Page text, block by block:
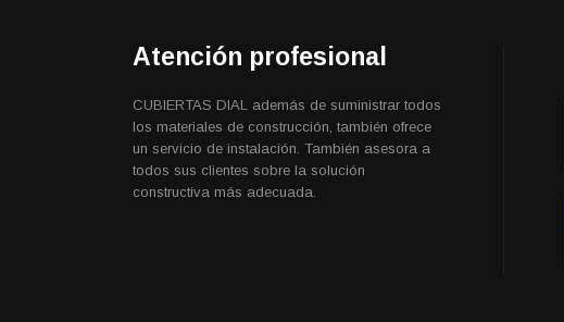
Atención profesional
CUBIERTAS DIAL además de suministrar todos
los materiales de construcción, también ofrece
un servicio de instalación. También asesora a
todos sus clientes sobre la solución
constructiva más adecuada.